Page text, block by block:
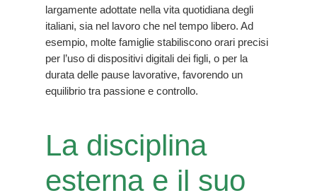
largamente adottate nella vita quotidiana degli
italiani, sia nel lavoro che nel tempo libero. Ad
esempio, molte famiglie stabiliscono orari precisi
per l’uso di dispositivi digitali dei figli, o per la
durata delle pause lavorative, favorendo un
equilibrio tra passione e controllo.
La disciplina
esterna e il suo